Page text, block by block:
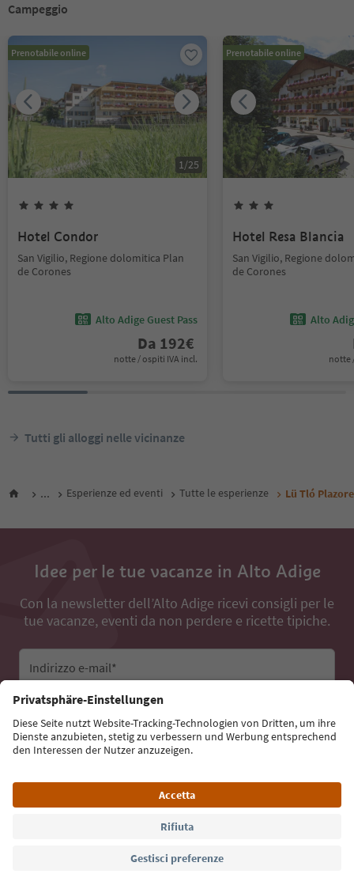
Campeggio
Prenotabile online
1/25
Hotel Condor
San Vigilio, Regione dolomitica Plan
de Corones
Alto Adige Guest Pass
Da 192€
notte / ospiti IVA incl.
Prenotabile online
Hotel Resa Blancia
San Vigilio, Regione
de Corones
Alto
notte
Tutti gli alloggi nelle vicinanze
... Esperienze ed eventi Tutte le esperienze Lü Tló
Idee per le tue vacanze in Alto Adige
Con la newsletter dell’Alto Adige ricevi consigli per le
tue vacanze, eventi da non perdere e ricette tipiche.
Indirizzo e-mail*
Iscriviti alla newsletter